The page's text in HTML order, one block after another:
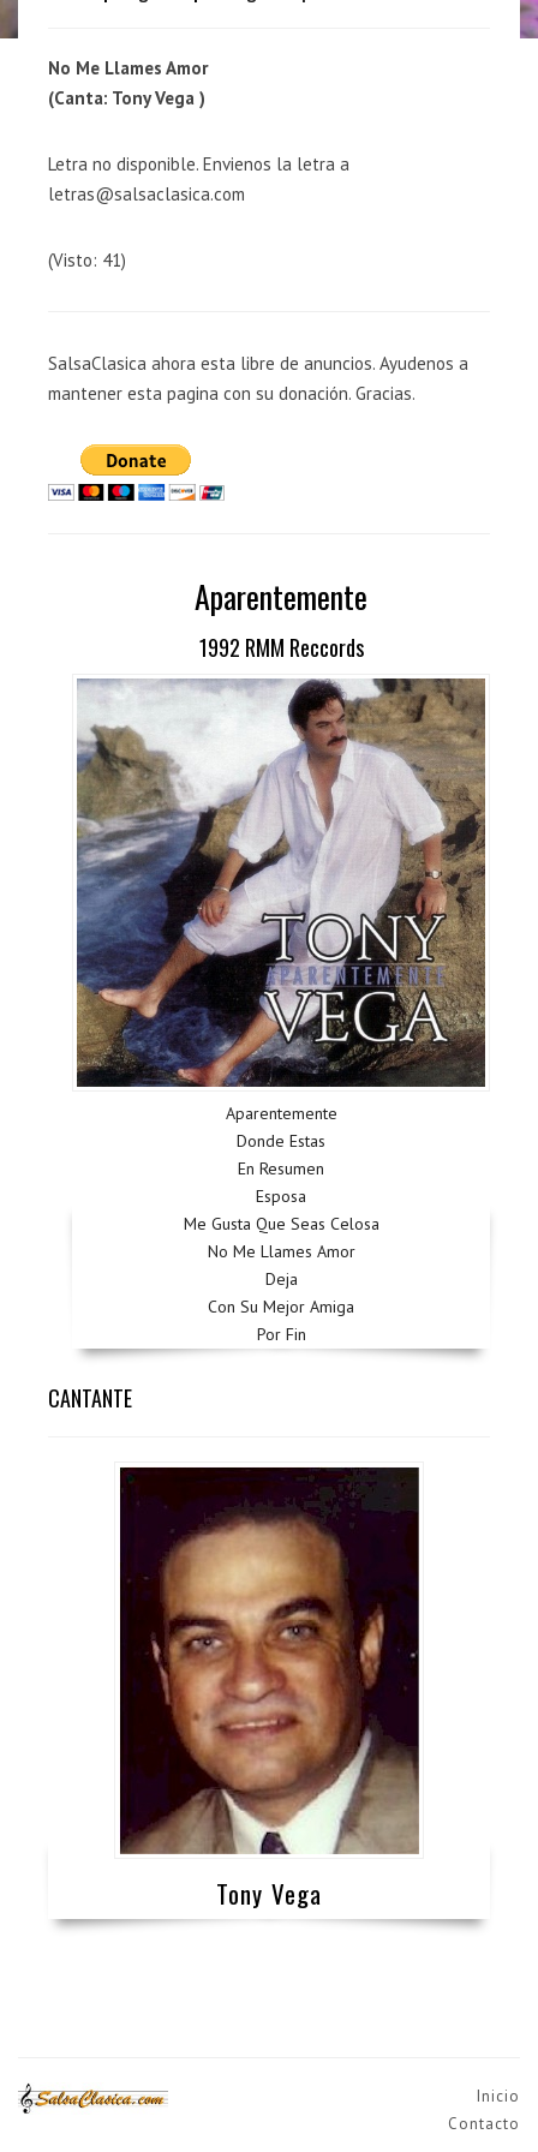
No Me Llames Amor
(Canta: Tony Vega )
Letra no disponible. Envienos la letra a
letras@salsaclasica.com
(Visto: 41)
SalsaClasica ahora esta libre de anuncios. Ayudenos a
mantener esta pagina con su donación. Gracias.
Aparentemente
1992 RMM Reccords
Aparentemente
Donde Estas
En Resumen
Esposa
Me Gusta Que Seas Celosa
No Me Llames Amor
Deja
Con Su Mejor Amiga
Por Fin
CANTANTE
Tony Vega
Inicio
Contacto